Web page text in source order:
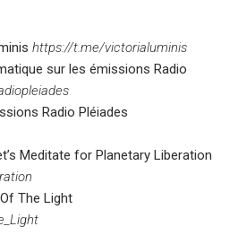
https://t.me/victorialuminis
sur les émissions Radio
Radio Pléiades
Meditate for Planetary Liberation
The Light